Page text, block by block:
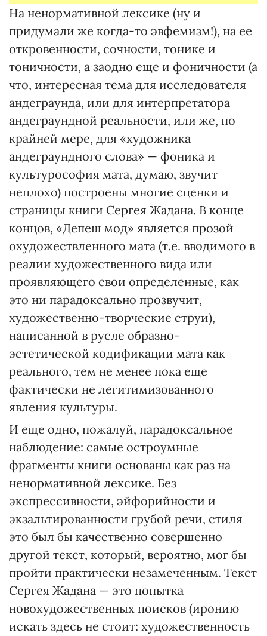
На ненормативной лексике (ну и
придумали же когда-то эвфемизм!), на ее
откровенности, сочности, тонике и
тоничности, а заодно еще и фоничности (а
что, интересная тема для исследователя
андеграунда, или для интерпретатора
андеграундной реальности, или же, по
крайней мере, для «художника
андеграундного слова» — фоника и
культурософия мата, думаю, звучит
неплохо) построены многие сценки и
страницы книги Сергея Жадана. В конце
концов, «Депеш мод» является прозой
охудожествленного мата (т.е. вводимого в
реалии художественного вида или
проявляющего свои определенные, как
это ни парадоксально прозвучит,
художественно-творческие струи),
написанной в русле образно-
эстетической кодификации мата как
реального, тем не менее пока еще
фактически не легитимизованного
явления культуры.
И еще одно, пожалуй, парадоксальное
наблюдение: самые остроумные
фрагменты книги основаны как раз на
ненормативной лексике. Без
экспрессивности, эйфорийности и
экзальтированности грубой речи, стиля
это был бы качественно совершенно
другой текст, который, вероятно, мог бы
пройти практически незамеченным. Текст
Сергея Жадана — это попытка
новохудожественных поисков (иронию
искать здесь не стоит: художественность